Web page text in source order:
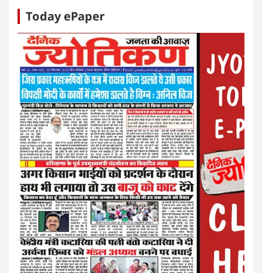
Today ePaper